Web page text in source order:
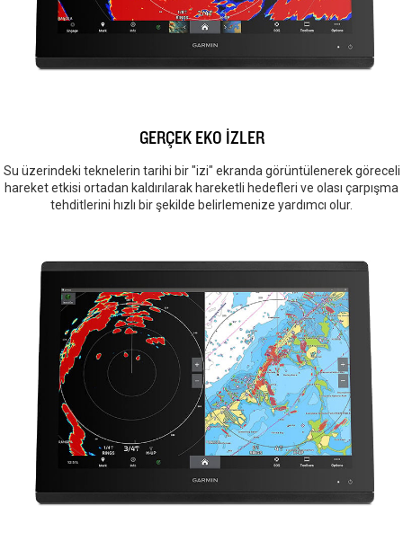
GERÇEK EKO İZLER
Su üzerindeki teknelerin tarihi bir "izi" ekranda görüntülenerek göreceli
hareket etkisi ortadan kaldırılarak hareketli hedefleri ve olası çarpışma
tehditlerini hızlı bir şekilde belirlemenize yardımcı olur.